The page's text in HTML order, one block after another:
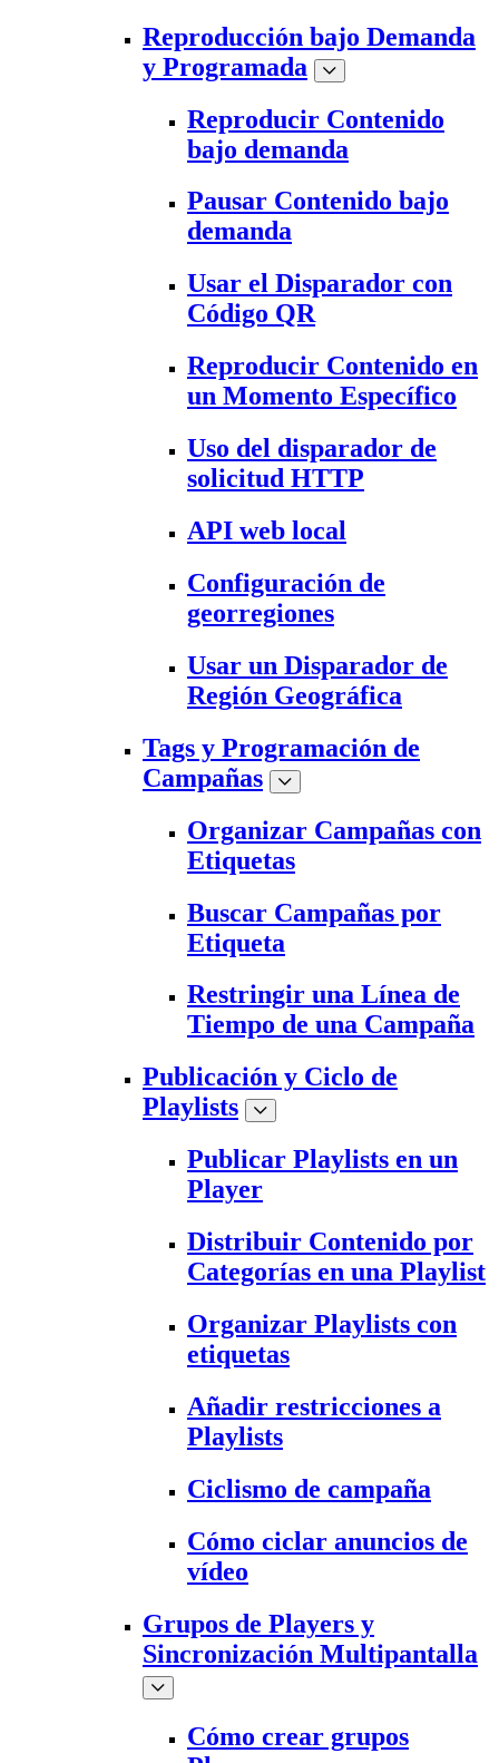
Reproducción bajo Demanda
y Programada
Reproducir Contenido
bajo demanda
Pausar Contenido bajo
demanda
Usar el Disparador con
Código QR
Reproducir Contenido en
un Momento Específico
Uso del disparador de
solicitud HTTP
API web local
Configuración de
georregiones
Usar un Disparador de
Región Geográfica
Tags y Programación de
Campañas
Organizar Campañas con
Etiquetas
Buscar Campañas por
Etiqueta
Restringir una Línea de
Tiempo de una Campaña
Publicación y Ciclo de
Playlists
Publicar Playlists en un
Player
Distribuir Contenido por
Categorías en una Playlist
Organizar Playlists con
etiquetas
Añadir restricciones a
Playlists
Ciclismo de campaña
Cómo ciclar anuncios de
vídeo
Grupos de Players y
Sincronización Multipantalla
Cómo crear grupos